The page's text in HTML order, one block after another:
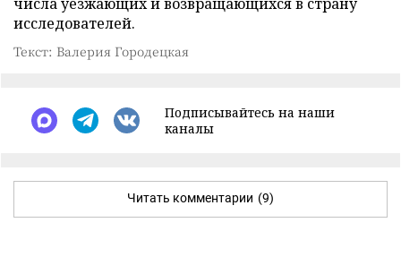
исследователей.
Текст: Валерия Городецкая
Подписывайтесь на наши
каналы
Читать комментарии (9)